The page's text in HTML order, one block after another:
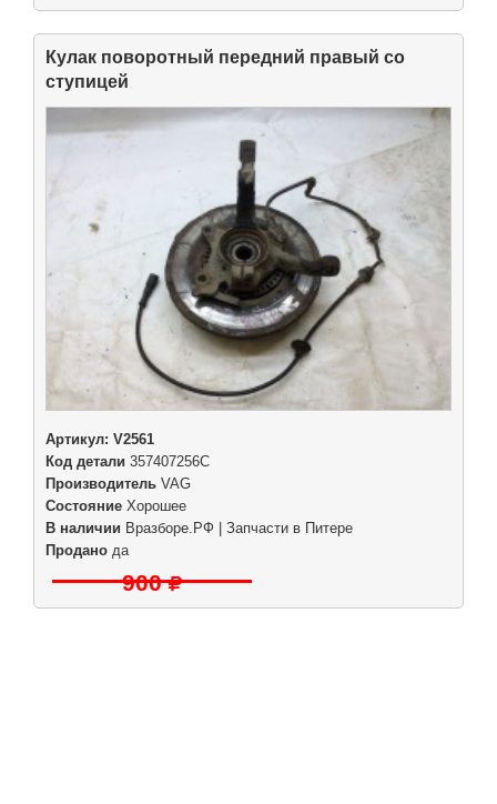
Кулак поворотный передний правый со
ступицей
Артикул: V2561
Код детали 357407256C
Производитель VAG
Состояние Хорошее
В наличии Вразборе.РФ | Запчасти в Питере
Продано да
900